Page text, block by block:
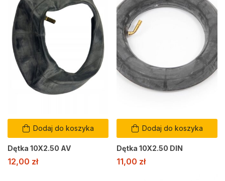
Dodaj do koszyka
Dętka 10X2.50 AV
12,00 zł
Dodaj do koszyka
Dętka 10X2.50 DIN
11,00 zł